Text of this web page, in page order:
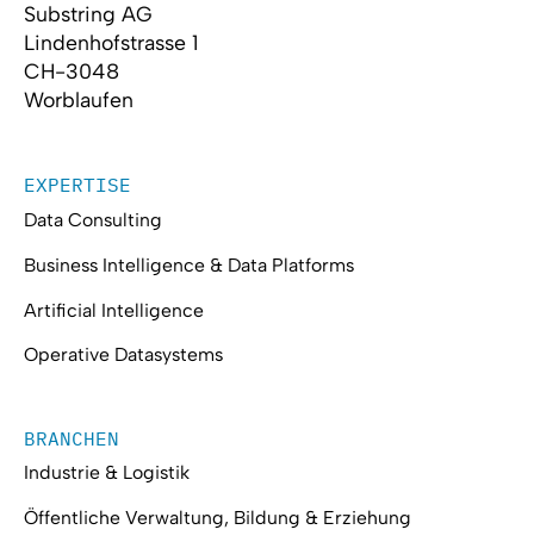
Substring AG
Lindenhofstrasse 1
CH-3048
Worblaufen
EXPERTISE
Data Consulting
Business Intelligence & Data Platforms
Artificial Intelligence
Operative Datasystems
BRANCHEN
Industrie & Logistik
Öffentliche Verwaltung, Bildung & Erziehung